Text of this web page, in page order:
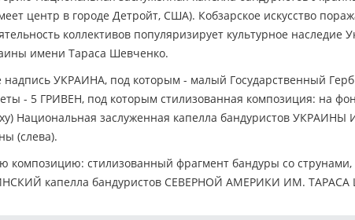
центр в городе Детройт, США). Кобзарское искусство
коллективов популяризирует культурное наследие
имени Тараса Шевченко.
УКРАИНА, под которым - малый Государственный
- 5 ГРИВЕН, под которым стилизованная композиция: на
Национальная заслуженная капелла бандуристов
(слева).
композицию: стилизованный фрагмент бандуры со
капелла бандуристов СЕВЕРНОЙ АМЕРИКИ ИМ.